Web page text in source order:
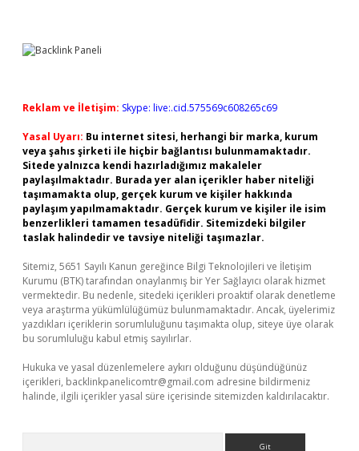
Reklam ve İletişim: Skype: live:.cid.575569c608265c69
Yasal Uyarı: Bu internet sitesi, herhangi bir marka, kurum
veya şahıs şirketi ile hiçbir bağlantısı bulunmamaktadır.
Sitede yalnızca kendi hazırladığımız makaleler
paylaşılmaktadır. Burada yer alan içerikler haber niteliği
taşımamakta olup, gerçek kurum ve kişiler hakkında
paylaşım yapılmamaktadır. Gerçek kurum ve kişiler ile isim
benzerlikleri tamamen tesadüfidir. Sitemizdeki bilgiler
taslak halindedir ve tavsiye niteliği taşımazlar.
Sitemiz, 5651 Sayılı Kanun gereğince Bilgi Teknolojileri ve İletişim
Kurumu (BTK) tarafından onaylanmış bir Yer Sağlayıcı olarak hizmet
vermektedir. Bu nedenle, sitedeki içerikleri proaktif olarak denetleme
veya araştırma yükümlülüğümüz bulunmamaktadır. Ancak, üyelerimiz
yazdıkları içeriklerin sorumluluğunu taşımakta olup, siteye üye olarak
bu sorumluluğu kabul etmiş sayılırlar.
Hukuka ve yasal düzenlemelere aykırı olduğunu düşündüğünüz
içerikleri, backlinkpanelicomtr@gmail.com adresine bildirmeniz
halinde, ilgili içerikler yasal süre içerisinde sitemizden kaldırılacaktır.